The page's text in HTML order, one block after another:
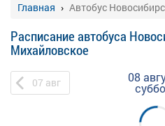
Главная Автобус
Расписание автобуса
Михайловское
07 авг 08